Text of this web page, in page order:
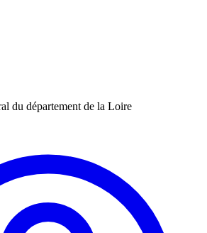
du département de la Loire